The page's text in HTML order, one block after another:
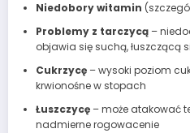
Niedobory witamin
Problemy z tarczycą–
objawia się suchą, łuszczącą
Cukrzycę– wysoki poziom
krwionośne w stopach
Łuszczycę– może atakować
nadmierne rogowacenie